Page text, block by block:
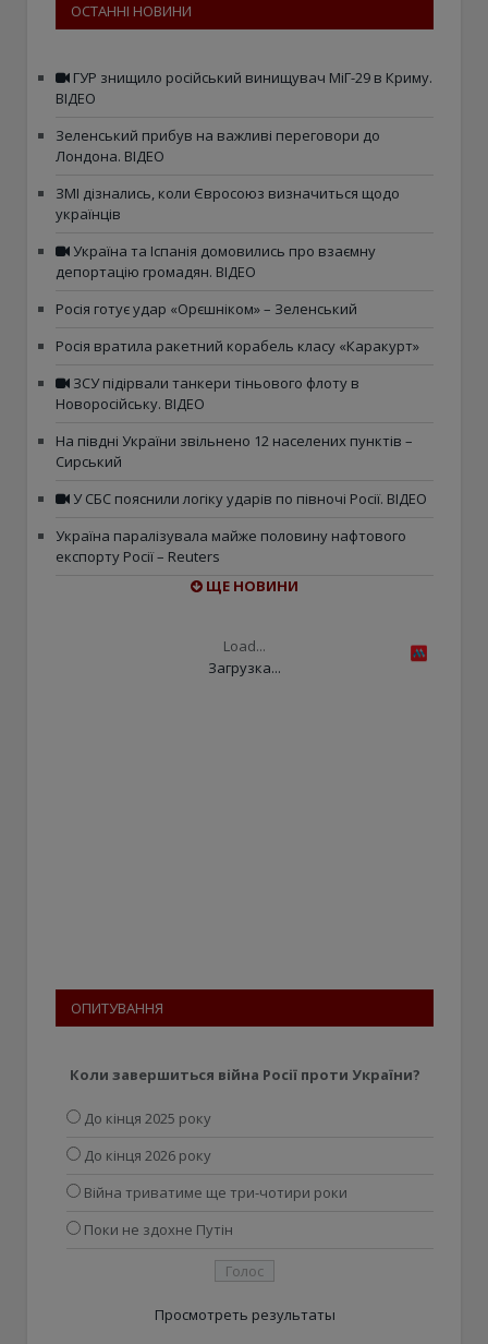
ОСТАННІ НОВИНИ
ГУР знищило російський винищувач МіГ-29 в Криму.
ВІДЕО
Зеленський прибув на важливі переговори до
Лондона. ВІДЕО
ЗМІ дізнались, коли Євросоюз визначиться щодо
українців
Україна та Іспанія домовились про взаємну
депортацію громадян. ВІДЕО
Росія готує удар «Орєшніком» – Зеленський
Росія вратила ракетний корабель класу «Каракурт»
ЗСУ підірвали танкери тіньового флоту в
Новоросійську. ВІДЕО
На півдні України звільнено 12 населених пунктів –
Сирський
У СБС пояснили логіку ударів по півночі Росії. ВІДЕО
Україна паралізувала майже половину нафтового
експорту Росії – Reuters
ЩЕ НОВИНИ
Load...
Загрузка...
ОПИТУВАННЯ
Коли завершиться війна Росії проти України?
До кінця 2025 року
До кінця 2026 року
Війна триватиме ще три-чотири роки
Поки не здохне Путін
Просмотреть результаты